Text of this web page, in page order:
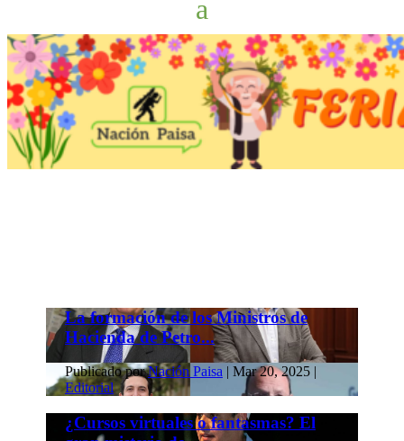
La formación de los Ministros de
Hacienda de Petro...
Publicado porNación Paisa| Mar 20, 2025|
Editorial
¿Cursos virtuales o fantasmas? El